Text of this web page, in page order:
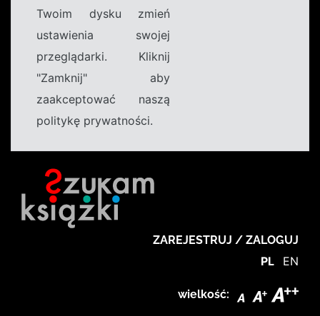
Twoim dysku zmień
ustawienia swojej
przeglądarki. Kliknij
"Zamknij" aby
zaakceptować naszą
politykę prywatności.
ZAREJESTRUJ / ZALOGUJ
PL EN
wielkość: